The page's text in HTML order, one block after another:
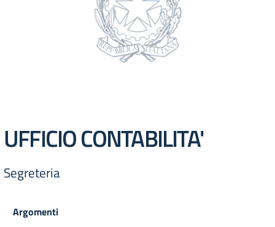
UFFICIO CONTABILITA'
Segreteria
Argomenti